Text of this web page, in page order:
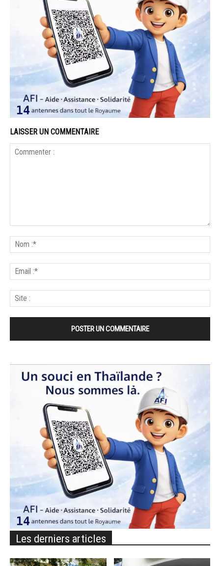
LAISSER UN COMMENTAIRE
Les derniers articles